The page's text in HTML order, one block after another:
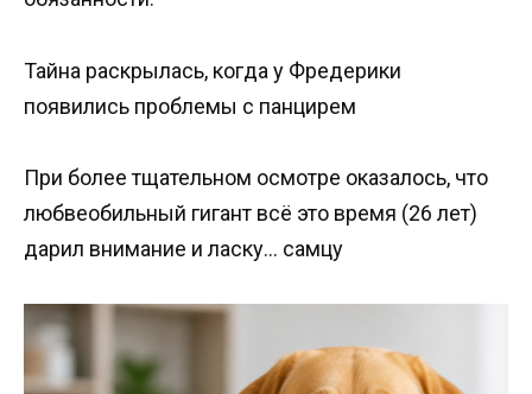
Тайна раскрылась, когда у Фредерики
появились проблемы с панцирем
При более тщательном осмотре оказалось, что
любвеобильный гигант всё это время (26 лет)
дарил внимание и ласку… самцу